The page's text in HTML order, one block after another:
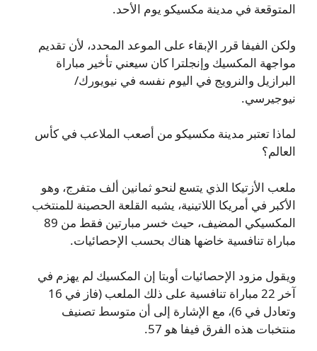
المتوقعة في مدينة مكسيكو يوم الأحد.
ولكن الفيفا قرر الإبقاء على الموعد المحدد، لأن تقديم
مواجهة المكسيك وإنجلترا كان سيعني تأخير مباراة
البرازيل والنرويج في اليوم نفسه في نيويورك/
نيوجيرسي.
لماذا تعتبر مدينة مكسيكو من أصعب الملاعب في كأس
العالم؟
ملعب الأزتيكا الذي يتسع لنحو ثمانين ألف متفرج، وهو
الأكبر في أمريكا اللاتينية، يشبه القلعة الحصينة للمنتخب
المكسيكي المضيف، حيث خسر مبارتين فقط من 89
مباراة تنافسية خاضها هناك بحسب الإحصائيات.
ويقول مزود الإحصائيات أوبتا إن المكسيك لم يهزم في
آخر 22 مباراة تنافسية على ذلك الملعب (فاز في 16
وتعادل في 6)، مع الإشارة إلى أن متوسط تصنيف
منتخبات هذه الفرق فيفا هو 57.